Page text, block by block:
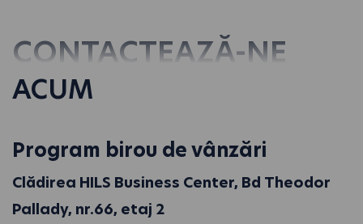
CONTACTEAZĂ-NE
ACUM
Program birou de vânzări
Clădirea HILS Business Center, Bd Theodor
Pallady, nr.66, etaj 2